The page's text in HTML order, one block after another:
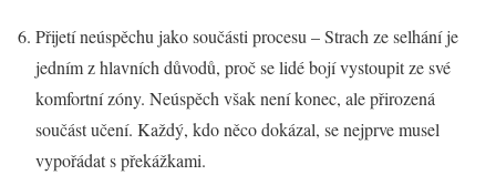
Přijetí neúspěchu jako součásti procesu – Strach ze selhání je
jedním z hlavních důvodů, proč se lidé bojí vystoupit ze své
komfortní zóny. Neúspěch však není konec, ale přirozená
součást učení. Každý, kdo něco dokázal, se nejprve musel
vypořádat s překážkami.